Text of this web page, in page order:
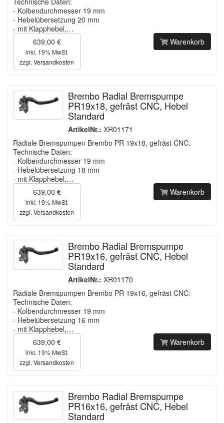
- Kolbendurchmesser 19 mm
- Hebelübersetzung 20 mm
- mit Klapphebel,…
639,00 €
inkl. 19% MwSt.
zzgl. Versandkosten
Warenkorb
Brembo Radial Bremspumpe
PR19x18, gefräst CNC, Hebel
Standard
ArtikelNr.: XR01171
Radiale Bremspumpen Brembo PR 19x18, gefräst CNC:
Technische Daten:
- Kolbendurchmesser 19 mm
- Hebelübersetzung 18 mm
- mit Klapphebel,…
639,00 €
inkl. 19% MwSt.
zzgl. Versandkosten
Warenkorb
Brembo Radial Bremspumpe
PR19x16, gefräst CNC, Hebel
Standard
ArtikelNr.: XR01170
Radiale Bremspumpen Brembo PR 19x16, gefräst CNC:
Technische Daten:
- Kolbendurchmesser 19 mm
- Hebelübersetzung 16 mm
- mit Klapphebel,…
639,00 €
inkl. 19% MwSt.
zzgl. Versandkosten
Warenkorb
Brembo Radial Bremspumpe
PR16x16, gefräst CNC, Hebel
Standard